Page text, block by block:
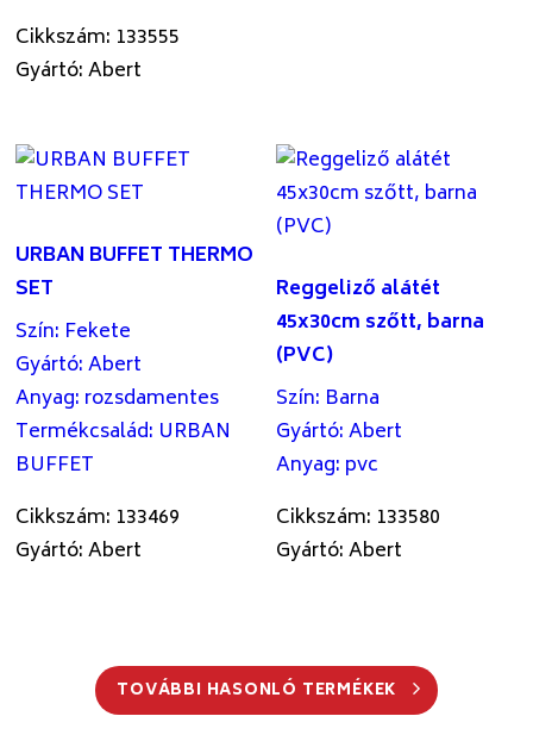
Cikkszám: 133555
Gyártó: Abert
URBAN BUFFET THERMO
SET
Szín: Fekete
Gyártó:Abert
Anyag: rozsdamentes
Termékcsalád: URBAN
BUFFET
Cikkszám: 133469
Gyártó: Abert
Reggeliző alátét
45x30cm szőtt, barna
(PVC)
Szín: Barna
Gyártó:Abert
Anyag: pvc
Cikkszám: 133580
Gyártó: Abert
TOVÁBBI HASONLÓ TERMÉKEK